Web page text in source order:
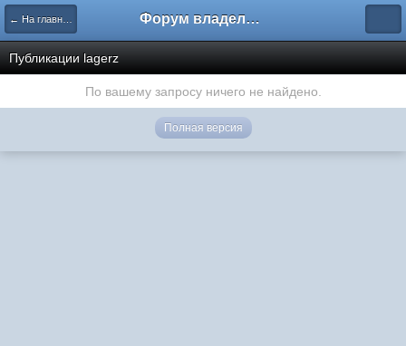
← На главную Форум владельцев интернет-магазинов
Публикации lagerz
По вашему запросу ничего не найдено.
Полная версия